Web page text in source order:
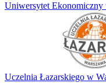
Uniwersytet
Uczelnia Łazarskiego w